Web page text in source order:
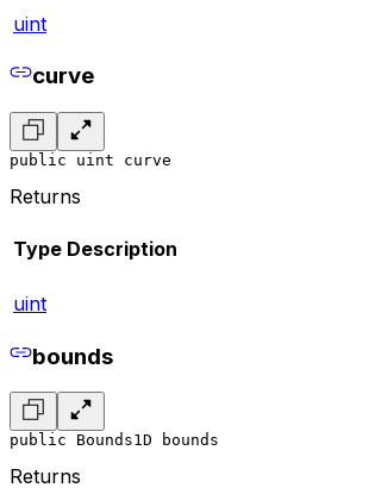
uint
curve
public uint curve
Returns
Type Description
uint
bounds
public Bounds1D bounds
Returns